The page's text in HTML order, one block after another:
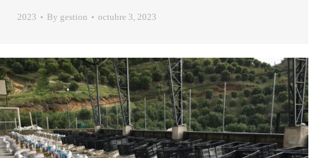
2023 By gestion octubre 3, 2023